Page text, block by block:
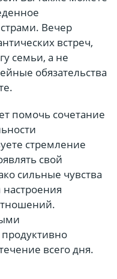
Вечер
встреч,
семьи, а не
обязательства
помочь сочетание
стремление
свой
сильные чувства
всего дня.